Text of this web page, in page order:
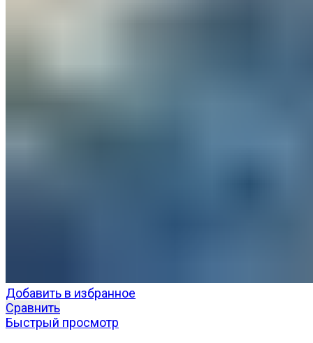
Добавить в избранное
Сравнить
Быстрый просмотр